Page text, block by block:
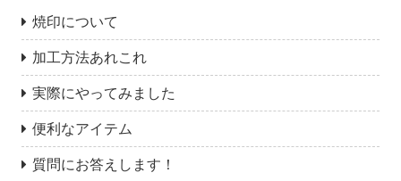
焼印について
加工方法あれこれ
実際にやってみました
便利なアイテム
質問にお答えします！